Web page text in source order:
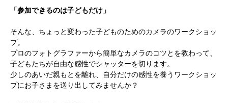
「参加できるのは子どもだけ」
そんな、ちょっと変わった子どものためのカメラのワークショッ
プ。
プロのフォトグラファーから簡単なカメラのコツとを教わって、
子どもたちが自由な感性でシャッターを切ります。
少しのあいだ親もとを離れ、自分だけの感性を養うワークショッ
プにお子さまを送り出してみませんか？